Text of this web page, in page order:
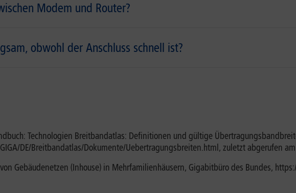
Modem und Router?
obwohl der Anschluss schnell ist?
Technologien Breitbandatlas: Definitionen und gültige
DE/Breitbandatlas/Dokumente/Uebertragungsbreiten.html, zuletzt abgerufen am
Gebäudenetzen (Inhouse) in Mehrfamilienhäusern, Gigabitbüro des Bundes,